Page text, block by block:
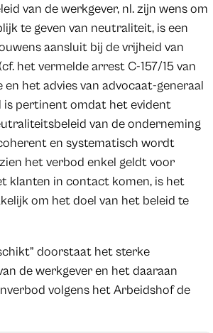
van de werkgever, nl. zijn wens om
te geven van neutraliteit, is een
aansluit bij de vrijheid van
het vermelde arrest C-157/15 van
het advies van advocaat-generaal
is pertinent omdat het evident
van de onderneming
en systematisch wordt
het verbod enkel geldt voor
klanten in contact komen, is het
om het doel van het beleid te
doorstaat het sterke
de werkgever en het daaraan
volgens het Arbeidshof de